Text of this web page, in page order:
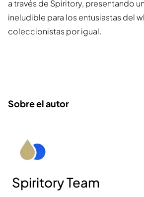
a través de Spiritory, presentando
ineludible para los entusiastas del
coleccionistas por igual.
Sobre el autor
Spiritory Team